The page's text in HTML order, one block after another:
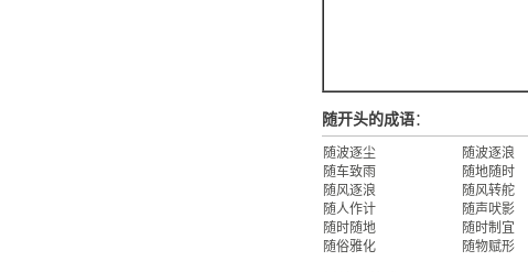
随开头的成语：
随波逐尘 随波逐浪
随车致雨
随地随时
随风逐浪
随风转舵
随人作计
随声吠影
随时随地
随时制宜
随俗雅化
随物赋形